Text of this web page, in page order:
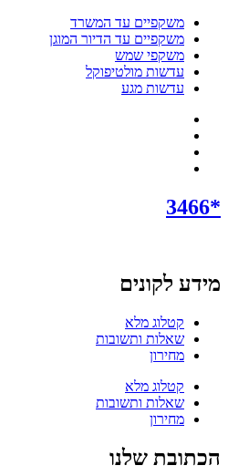
משקפיים עד המשרד
משקפיים עד הדיור המוגן
משקפי שמש
עדשות מולטיפוקל
עדשות מגע
*3466
מידע לקונים
קטלוג מלא
שאלות ותשובות
מחירון
קטלוג מלא
שאלות ותשובות
מחירון
הכתובת שלנו